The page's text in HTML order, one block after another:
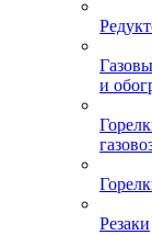
и
Резаки